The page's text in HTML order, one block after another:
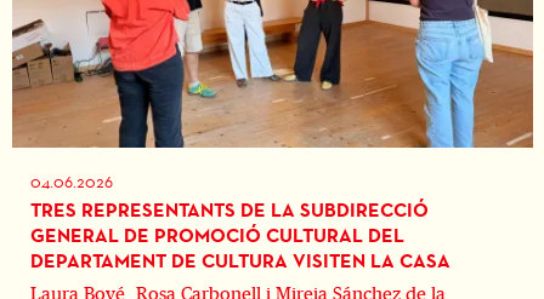
04.06.2026
TRES REPRESENTANTS DE LA SUBDIRECCIÓ
GENERAL DE PROMOCIÓ CULTURAL DEL
DEPARTAMENT DE CULTURA VISITEN LA CASA
Laura Bové, Rosa Carbonell i Mireia Sánchez de la